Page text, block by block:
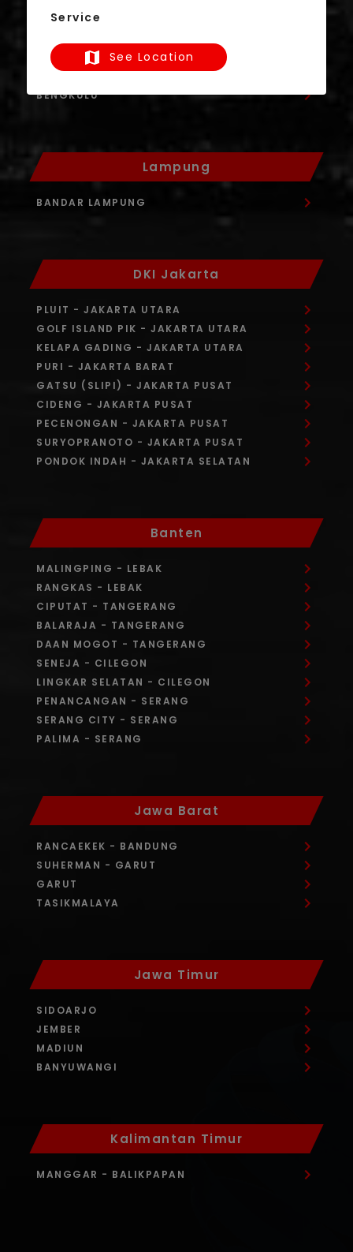
Service
See Location
Bengkulu
BENGKULU
Lampung
BANDAR LAMPUNG
DKI Jakarta
PLUIT - JAKARTA UTARA
GOLF ISLAND PIK - JAKARTA UTARA
KELAPA GADING - JAKARTA UTARA
PURI - JAKARTA BARAT
GATSU (SLIPI) - JAKARTA PUSAT
CIDENG - JAKARTA PUSAT
PECENONGAN - JAKARTA PUSAT
SURYOPRANOTO - JAKARTA PUSAT
PONDOK INDAH - JAKARTA SELATAN
Banten
MALINGPING - LEBAK
RANGKAS - LEBAK
CIPUTAT - TANGERANG
BALARAJA - TANGERANG
DAAN MOGOT - TANGERANG
SENEJA - CILEGON
LINGKAR SELATAN - CILEGON
PENANCANGAN - SERANG
SERANG CITY - SERANG
PALIMA - SERANG
Jawa Barat
RANCAEKEK - BANDUNG
SUHERMAN - GARUT
GARUT
TASIKMALAYA
Jawa Timur
SIDOARJO
JEMBER
MADIUN
BANYUWANGI
Kalimantan Timur
MANGGAR - BALIKPAPAN